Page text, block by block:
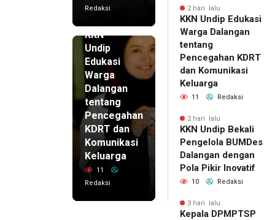
Redaksi
KKN
Undip
Edukasi
Warga
Dalangan
tentang
Pencegahan
KDRT dan
Komunikasi
Keluarga
11
Redaksi
2 hari lalu
KKN Undip Edukasi
Warga Dalangan
tentang
Pencegahan KDRT
dan Komunikasi
Keluarga
11 Redaksi
2 hari lalu
KKN Undip Bekali
Pengelola BUMDes
Dalangan dengan
Pola Pikir Inovatif
10 Redaksi
3 hari lalu
Kepala DPMPTSP